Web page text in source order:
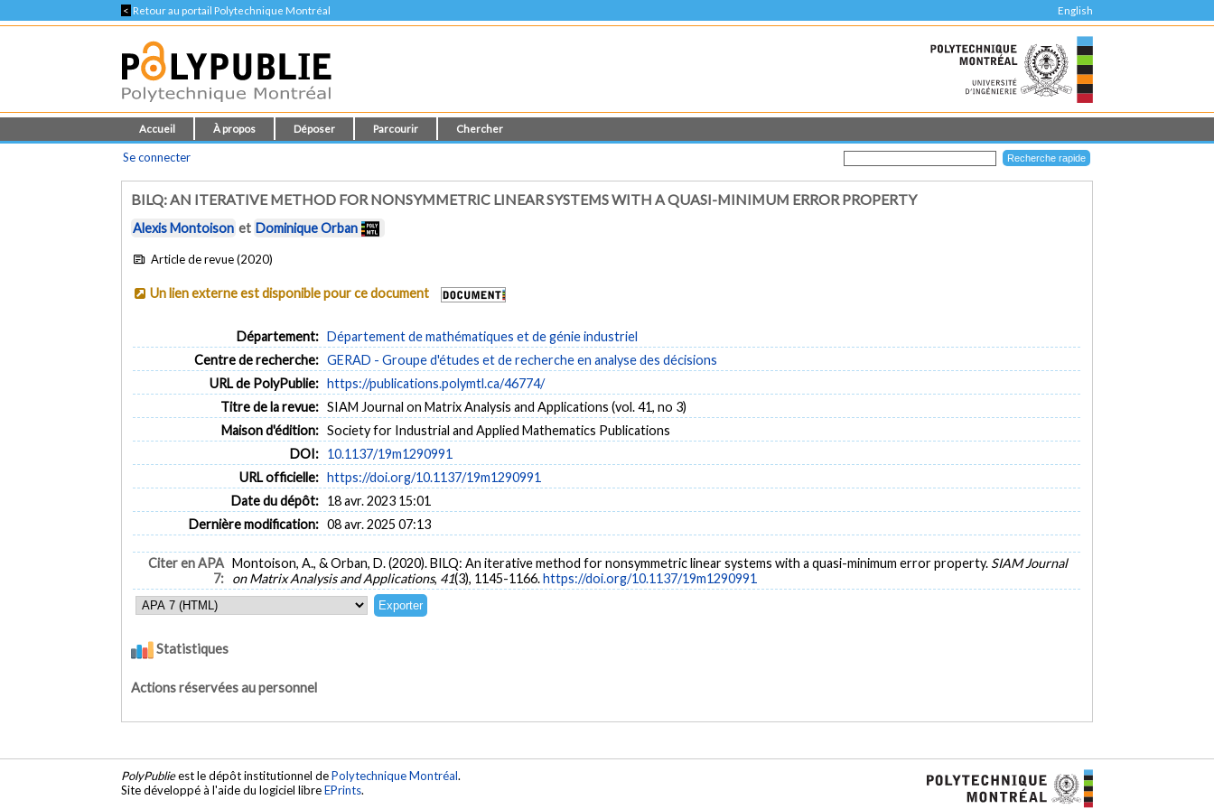
< Retour au portail Polytechnique Montréal English
Accueil À propos Déposer Parcourir Chercher
Se connecter
BILQ: AN ITERATIVE METHOD FOR NONSYMMETRIC LINEAR SYSTEMS WITH A QUASI-MINIMUM ERROR PROPERTY
Alexis Montoison et Dominique Orban
Article de revue (2020)
Un lien externe est disponible pour ce document
Département: Département de mathématiques et de génie industriel
Centre de recherche: GERAD - Groupe d'études et de recherche en analyse des décisions
URL de PolyPublie: https://publications.polymtl.ca/46774/
Titre de la revue: SIAM Journal on Matrix Analysis and Applications (vol. 41, no 3)
Maison d'édition: Society for Industrial and Applied Mathematics Publications
DOI: 10.1137/19m1290991
URL officielle: https://doi.org/10.1137/19m1290991
Date du dépôt: 18 avr. 2023 15:01
Dernière modification: 08 avr. 2025 07:13
Citer en APA
7:
Montoison, A., & Orban, D. (2020). BILQ: An iterative method for nonsymmetric linear systems with a quasi-minimum error property. SIAM Journal
on Matrix Analysis and Applications, 41(3), 1145-1166.https://doi.org/10.1137/19m1290991
Statistiques
Actions réservées au personnel
PolyPublieest le dépôt institutionnel dePolytechnique Montréal.
Site développé à l'aide du logiciel libreEPrints.